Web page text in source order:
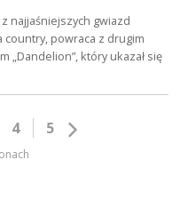
najjaśniejszych gwiazd
powraca z drugim
„Dandelion”, który ukazał się
4 5